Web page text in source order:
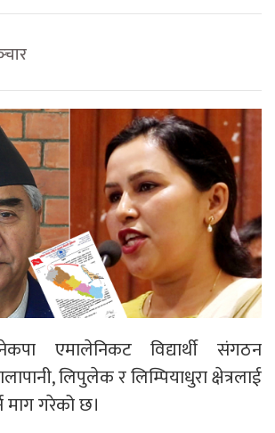
एमालेनिकट विद्यार्थी संगठन
लिपुलेक र लिम्पियाधुरा क्षेत्रलाई
माग गरेको छ।